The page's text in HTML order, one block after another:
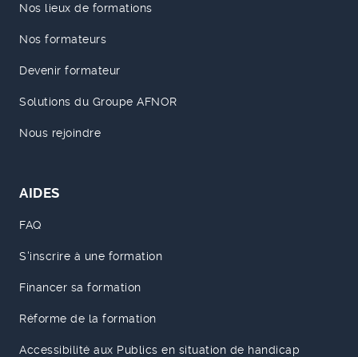
Nos lieux de formations
Nos formateurs
Devenir formateur
Solutions du Groupe AFNOR
Nous rejoindre
AIDES
FAQ
S'inscrire à une formation
Financer sa formation
Réforme de la formation
Accessibilité aux Publics en situation de handicap